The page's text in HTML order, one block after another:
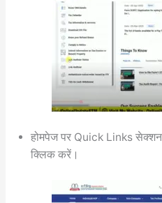
होमपेज पर Quick Links
क्लिक करें।